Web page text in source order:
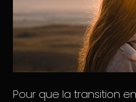
Pour que la transition